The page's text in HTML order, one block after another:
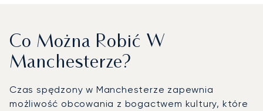
Co Można Robić W
Manchesterze?
Czas spędzony w Manchesterze zapewnia
możliwość obcowania z bogactwem kultury, które